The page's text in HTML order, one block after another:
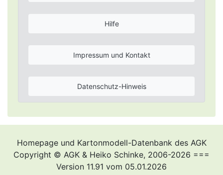
Hilfe
Impressum und Kontakt
Datenschutz-Hinweis
Homepage und Kartonmodell-Datenbank des AGK
Copyright © AGK & Heiko Schinke, 2006-2026 ===
Version 11.91 vom 05.01.2026